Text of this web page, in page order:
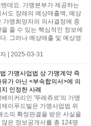
데요. 가맹본부가 제공하는
서도 장래의 예상매출액, 예상
가맹희망자의 의사결정에 중
줄 수 있는 핵심적인 정보에
. ​그러나 예상매출 및 예상영
| 2025-03-31
가맹사업법 상 가맹계약 즉
가 아닌 <부속합의서>에 의
인정한 사례
베이커리인 '뚜레쥬르'의 가맹
제이푸드빌은 가맹사업법 위
소의 확정판결을 받은 사실을
않은 정보공개서를 총 124명